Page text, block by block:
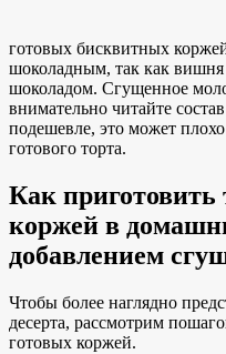
готовых бисквитных
шоколадным, так как вишня
шоколадом. Сгущенное
внимательно читайте
подешевле, это может плохо
готового торта.
Как приготовить
коржей в
добавлением
Чтобы более наглядно
десерта, рассмотрим
готовых коржей.